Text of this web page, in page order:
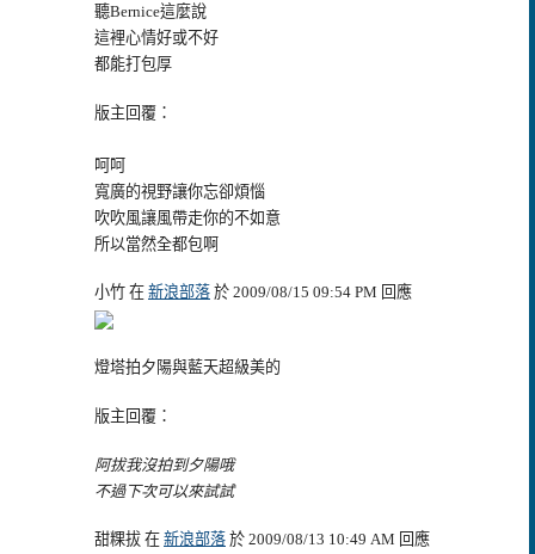
聽Bernice這麼說
這裡心情好或不好
都能打包厚
版主回覆：
呵呵
寬廣的視野讓你忘卻煩惱
吹吹風讓風帶走你的不如意
所以當然全都包啊
小竹 在 新浪部落 於 2009/08/15 09:54 PM 回應
燈塔拍夕陽與藍天超級美的
版主回覆：
阿拔我沒拍到夕陽哦
不過下次可以來試試
甜粿拔 在 新浪部落 於 2009/08/13 10:49 AM 回應